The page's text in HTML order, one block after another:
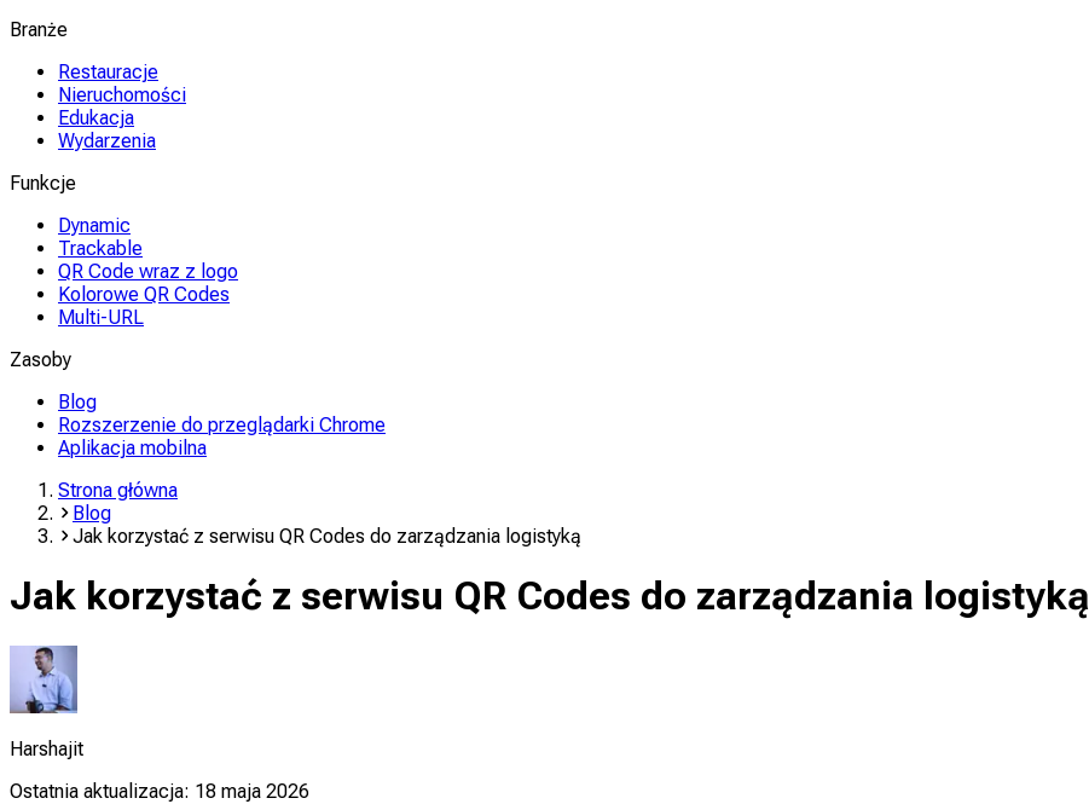
Branże
Restauracje
Nieruchomości
Edukacja
Wydarzenia
Funkcje
Dynamic
Trackable
QR Code wraz z logo
Kolorowe QR Codes
Multi-URL
Zasoby
Blog
Rozszerzenie do przeglądarki Chrome
Aplikacja mobilna
Strona główna
Blog
Jak korzystać z serwisu QR Codes do zarządzania logistyką
Jak korzystać z serwisu QR Codes do zarządzania logistyką
Harshajit
Ostatnia aktualizacja: 18 maja 2026